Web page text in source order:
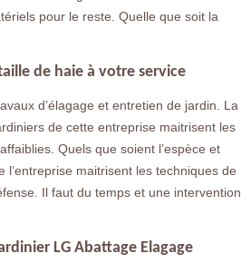
pour le reste. Quelle que soit la
de haie à votre service
d’élagage et entretien de jardin. La
de cette entreprise maitrisent les
Quels que soient l’espèce et
maitrisent les techniques de
Il faut du temps et une intervention
LG Abattage Elagage